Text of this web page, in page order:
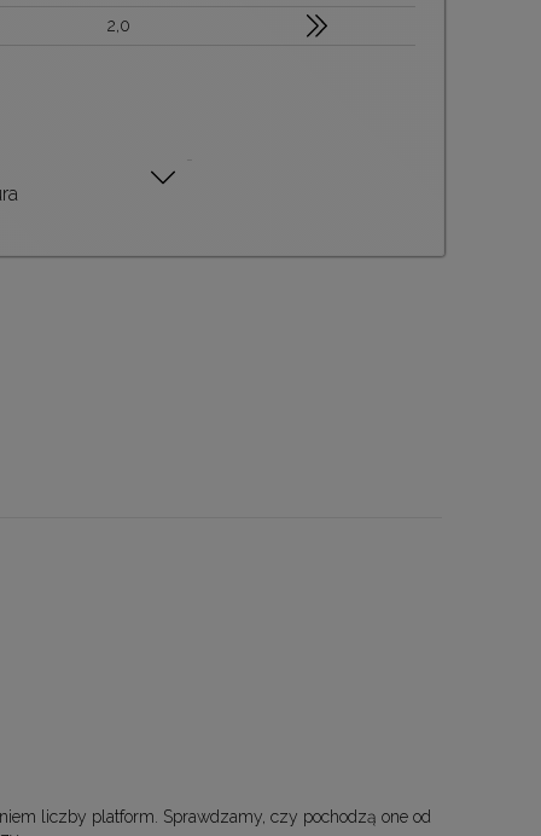
2,0
liczby platform. Sprawdzamy, czy pochodzą one od